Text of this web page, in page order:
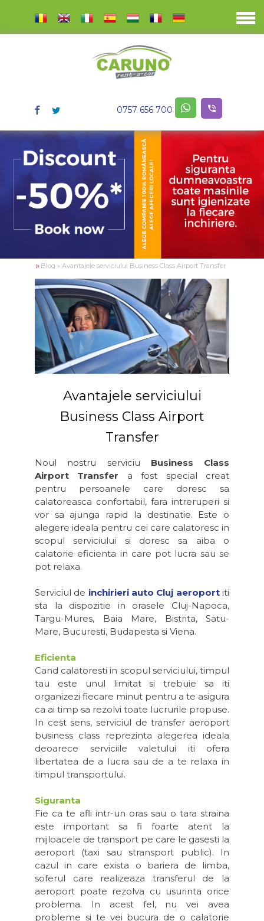
0757 656 700
» Blog » Avantajele serviciului Business Class Airport Transfer
Avantajele serviciului
Business Class Airport
Transfer
Noul nostru serviciu Business Class
Airport Transfer a fost special creat
pentru persoanele care doresc sa
calatoreasca confortabil, fara intreruperi si
vor sa ajunga rapid la destinatie. Este o
alegere ideala pentru cei care calatoresc in
scopul serviciului si doresc sa aiba o
calatorie eficienta in care pot lucra sau se
pot relaxa.
Serviciul de inchirieri auto Cluj aeroportiti
sta la dispozitie in orasele Cluj-Napoca,
Targu-Mures, Baia Mare, Bistrita, Satu-
Mare, Bucuresti, Budapesta si Viena.
Eficienta
Cand calatoresti in scopul serviciului, timpul
tau este unul limitat si trebuie sa iti
organizezi fiecare minut pentru a te asigura
ca ai timp sa rezolvi toate lucrurile propuse.
In cest sens, serviciul de transfer aeroport
business class reprezinta alegerea ideala
deoarece serviciile valetului iti ofera
libertatea de a lucra sau de a te relaxa in
timpul transportului.
Siguranta
Fie ca te afli intr-un oras sau o tara straina
este important sa fi foarte atent la
mijloacele de transport pe care le gasesti la
aeroport (taxi sau stransport public). In
cazul in care exista o bariera de limba,
soferul care realizeaza transferul de la
aeroport poate rezolva cu usurinta orice
problema. In acest fel, nu vei avea
probleme si te vei bucura de o calatorie